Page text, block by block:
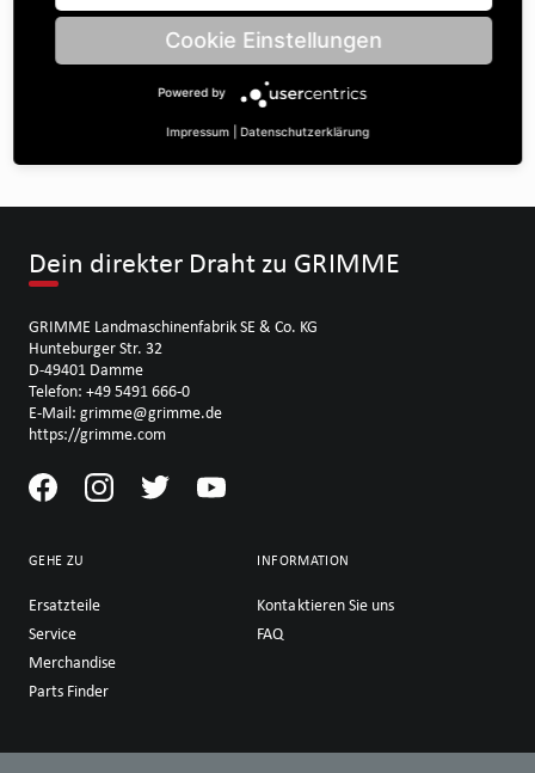
KETTENRÄdeR EINFACH ¾“ | Zähnezahl A: 21 | BohrungsØ B:
35 | Länge C: 46 |
Dein direkter Draht zu GRIMME
GRIMME Landmaschinenfabrik SE & Co. KG
Hunteburger Str. 32
D-49401 Damme
Telefon: +49 5491 666-0
E-Mail: grimme@grimme.de
https://grimme.com
GEHE ZU
Ersatzteile
Service
Merchandise
Parts Finder
INFORMATION
Kontaktieren Sie uns
FAQ
Cookie Einstellungen
Powered by
Impressum Datenschutzerklärung